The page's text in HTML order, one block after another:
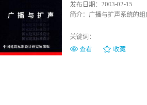
发布日期：2003-02-15
简介： 广播与扩声系统的
关键词：
查看
收藏